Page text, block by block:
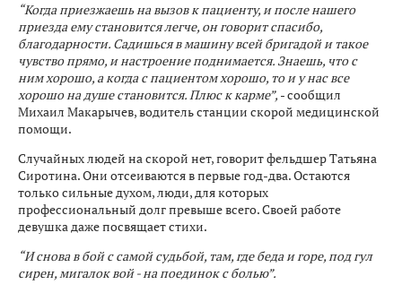
“Когда приезжаешь на вызов к пациенту, и после нашего
приезда ему становится легче, он говорит спасибо,
благодарности. Садишься в машину всей бригадой и такое
чувство прямо, и настроение поднимается. Знаешь, что с
ним хорошо, а когда с пациентом хорошо, то и у нас все
хорошо на душе становится. Плюс к карме”, - сообщил
Михаил Макарычев, водитель станции скорой медицинской
помощи.
Случайных людей на скорой нет, говорит фельдшер Татьяна
Сиротина. Они отсеиваются в первые год-два. Остаются
только сильные духом, люди, для которых
профессиональный долг превыше всего. Своей работе
девушка даже посвящает стихи.
“И снова в бой с самой судьбой, там, где беда и горе, под гул
сирен, мигалок вой - на поединок с болью”.